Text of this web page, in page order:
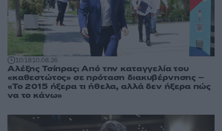
10:1810.08.26
Αλέξης Τσίπρας: Από την καταγγελία του
«καθεστώτος» σε πρόταση διακυβέρνησης –
«Το 2015 ήξερα τι ήθελα, αλλά δεν ήξερα πώς
να το κάνω»